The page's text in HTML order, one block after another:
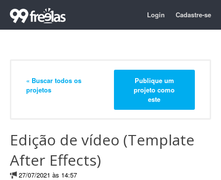
Login Cadastre-se
« Buscar todos os
projetos
Publique um
projeto como
este
Edição de vídeo (Template
After Effects)
27/07/2021 às 14:57